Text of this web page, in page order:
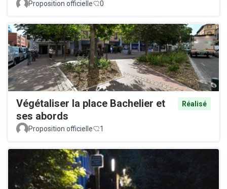
Proposition officielle 0
Végétaliser la place Bachelier et
ses abords
Réalisé
Proposition officielle 1